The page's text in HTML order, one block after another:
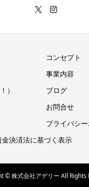
コンセプト
事業内容
）
ブログ
お問合せ
プライバシ
金決済法に基づく表示
© 株式会社アデリー All Rights